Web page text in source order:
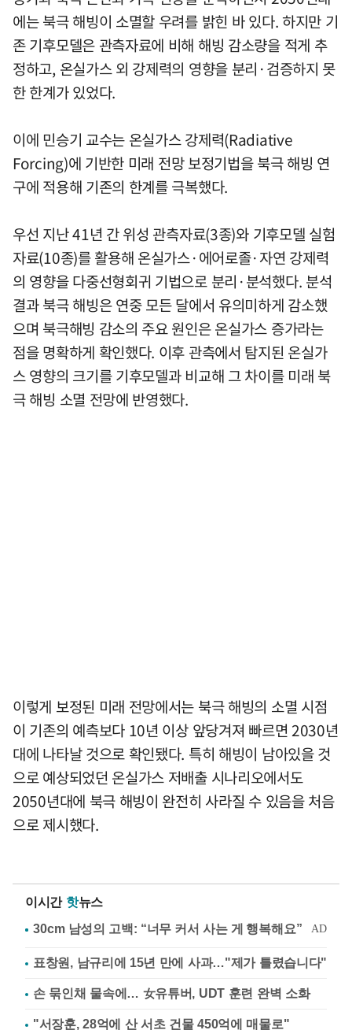
에는 북극 해빙이 소멸할 우려를 밝힌 바 있다. 하지만 기
존 기후모델은 관측자료에 비해 해빙 감소량을 적게 추
정하고, 온실가스 외 강제력의 영향을 분리·검증하지 못
한 한계가 있었다.
이에 민승기 교수는 온실가스 강제력(Radiative
Forcing)에 기반한 미래 전망 보정기법을 북극 해빙 연
구에 적용해 기존의 한계를 극복했다.
우선 지난 41년 간 위성 관측자료(3종)와 기후모델 실험
자료(10종)를 활용해 온실가스·에어로졸·자연 강제력
의 영향을 다중선형회귀 기법으로 분리·분석했다. 분석
결과 북극 해빙은 연중 모든 달에서 유의미하게 감소했
으며 북극해빙 감소의 주요 원인은 온실가스 증가라는
점을 명확하게 확인했다. 이후 관측에서 탐지된 온실가
스 영향의 크기를 기후모델과 비교해 그 차이를 미래 북
극 해빙 소멸 전망에 반영했다.
이렇게 보정된 미래 전망에서는 북극 해빙의 소멸 시점
이 기존의 예측보다 10년 이상 앞당겨져 빠르면 2030년
대에 나타날 것으로 확인됐다. 특히 해빙이 남아있을 것
으로 예상되었던 온실가스 저배출 시나리오에서도
2050년대에 북극 해빙이 완전히 사라질 수 있음을 처음
으로 제시했다.
이시간 핫뉴스
표창원, 남규리에 15년 만에 사과…"제가 틀렸습니다"
손 묶인채 물속에… 女유튜버, UDT 훈련 완벽 소화
"서장훈, 28억에 산 서초 건물 450억에 매물로"